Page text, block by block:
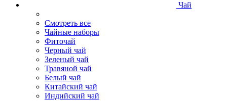
Чай
Смотреть все
Чайные наборы
Фиточай
Черный чай
Зеленый чай
Травяной чай
Белый чай
Китайский чай
Индийский чай